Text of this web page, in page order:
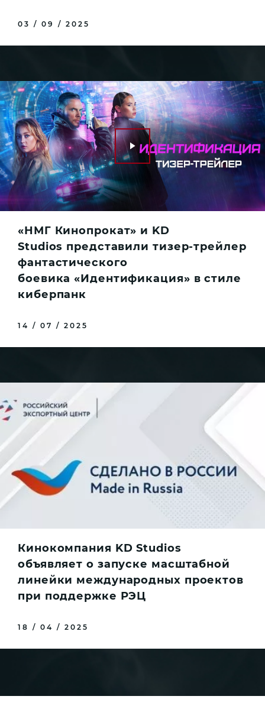
03 / 09 / 2025
«НМГ Кинопрокат» и KD
Studios представили тизер-трейлер
фантастического
боевика «Идентификация» в стиле
киберпанк
14 / 07 / 2025
Кинокомпания KD Studios
объявляет о запуске масштабной
линейки международных проектов
при поддержке РЭЦ
18 / 04 / 2025